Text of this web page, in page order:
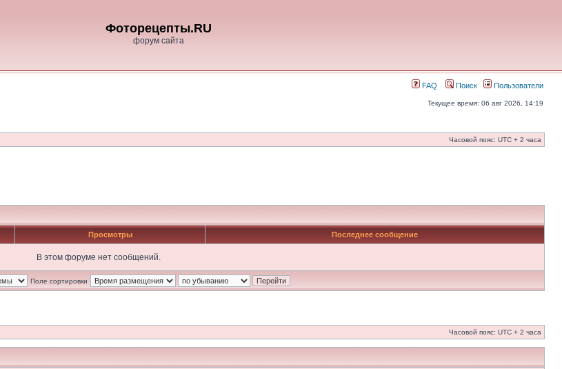
Фоторецепты.RU
форум сайта
FAQ Поиск Пользователи
Текущее время: 06 авг 2026, 14:19
Часовой пояс: UTC + 2 часа
Просмотры Последнее сообщение
В этом форуме нет сообщений.
Поле сортировки
Часовой пояс: UTC + 2 часа